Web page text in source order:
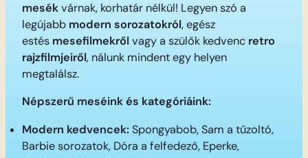
mesékvárnak, korhatár nélkül! Legyen szó a
legújabb modern sorozatokról, egész
estés mesefilmekről vagy a szülők kedvenc retro
rajzfilmjeiről, nálunk mindent egy helyen
megtalálsz.
Népszerű meséink és kategóriáink:
Modern kedvencek: Spongyabob, Sam a tűzoltó,
Barbie sorozatok, Dóra a felfedező, Eperke,